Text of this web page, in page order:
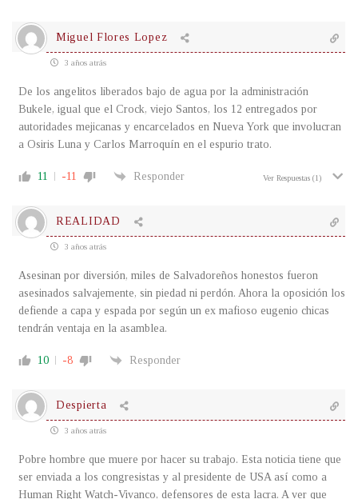
Miguel Flores Lopez
3 años atrás
De los angelitos liberados bajo de agua por la administración
Bukele, igual que el Crock, viejo Santos, los 12 entregados por
autoridades mejicanas y encarcelados en Nueva York que involucran
a Osiris Luna y Carlos Marroquín en el espurio trato.
11 -11 Responder Ver Respuestas (1)
REALIDAD
3 años atrás
Asesinan por diversión, miles de Salvadoreños honestos fueron
asesinados salvajemente, sin piedad ni perdón. Ahora la oposición los
defiende a capa y espada por según un ex mafioso eugenio chicas
tendrán ventaja en la asamblea.
10 -8 Responder
Despierta
3 años atrás
Pobre hombre que muere por hacer su trabajo. Esta noticia tiene que
ser enviada a los congresistas y al presidente de USA así como a
Human Right Watch-Vivanco, defensores de esta lacra. A ver que